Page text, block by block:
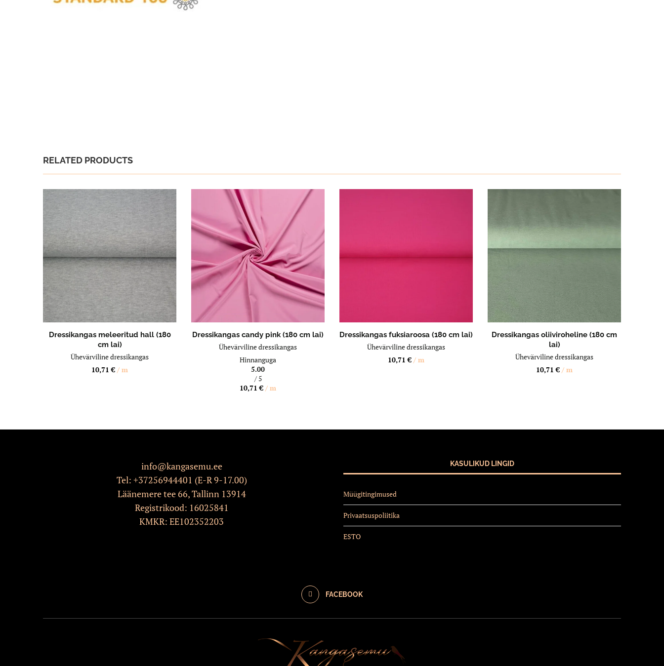
RELATED PRODUCTS
LISA OSTUKORVI
Dressikangas meleeritud hall (180
cm lai)
Ühevärviline dressikangas
10,71€ / m
LISA OSTUKORVI
Dressikangas candy pink (180 cm lai)
Ühevärviline dressikangas
Hinnanguga
5.00
/ 5
10,71€ / m
LISA OSTUKORVI
Dressikangas fuksiaroosa (180 cm lai)
Ühevärviline dressikangas
10,71€ / m
LISA OSTUKORVI
Dressikangas oliiviroheline (180 cm
lai)
Ühevärviline dressikangas
10,71€ / m
info@kangasemu.ee
Tel: +37256944401 (E-R 9-17.00)
Läänemere tee 66, Tallinn 13914
Registrikood: 16025841
KMKR: EE102352203
KASULIKUD LINGID
Müügitingimused
Privaatsuspoliitika
ESTO
FACEBOOK